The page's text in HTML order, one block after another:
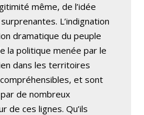
même, de l’idée
L’indignation
dramatique du peuple
la politique menée par le
dans les territoires
et sont
de nombreux
de ces lignes. Qu’ils